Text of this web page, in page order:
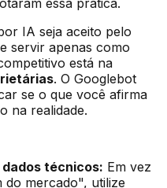
essa prática.
IA seja aceito pelo
servir apenas como
está na
. O Googlebot
se o que você afirma
na realidade.
técnicos: Em vez
do mercado", utilize